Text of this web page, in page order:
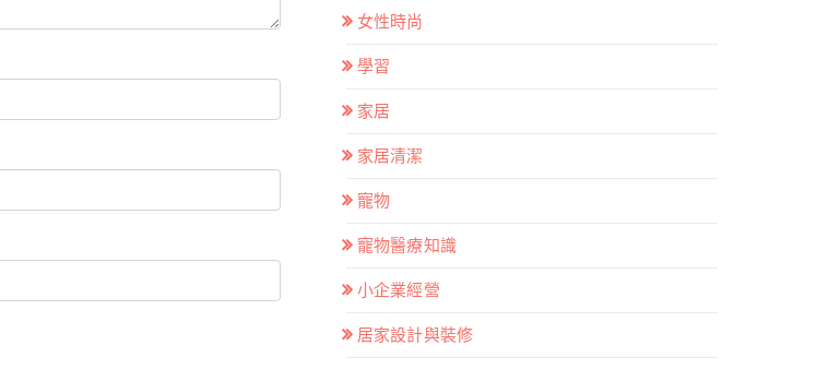
女性時尚
學習
家居
家居清潔
寵物
寵物醫療知識
小企業經營
居家設計與裝修